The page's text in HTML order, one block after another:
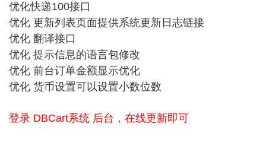
优化快递100接口
优化 更新列表页面提供系统更新日志链接
优化 翻译接口
优化 提示信息的语言包修改
优化 前台订单金额显示优化
优化 货币设置可以设置小数位数
登录 DBCart系统 后台，在线更新即可